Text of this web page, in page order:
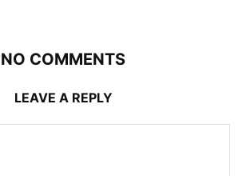
NO COMMENTS
LEAVE A REPLY